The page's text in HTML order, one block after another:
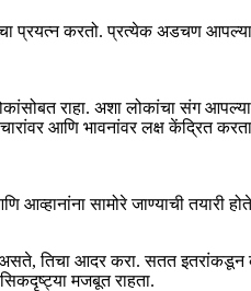
प्रयत्न करतो. प्रत्येक अडचण
राहा. अशा लोकांचा संग
आणि भावनांवर लक्ष केंद्रित
सामोरे जाण्याची तयारी
तिचा आदर करा. सतत इतरांकडून
मजबूत राहता.